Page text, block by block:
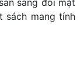
sách mang tính